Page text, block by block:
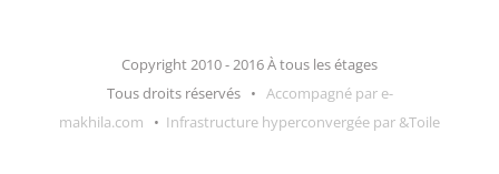
Copyright 2010 - 2016 À tous les étages
Tous droits réservés • Accompagné par e-
makhila.com • Infrastructure hyperconvergée par &Toile